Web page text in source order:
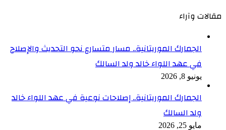
مقالات وآراء
الجمارك الموريتانية.. مسار متسارع نحو التحديث والإصلاح
في عهد اللواء خالد ولد السالك
يونيو 8, 2026
الجمارك الموريتانية.. إصلاحات نوعية في عهد اللواء خالد
ولد السالك
مايو 25, 2026